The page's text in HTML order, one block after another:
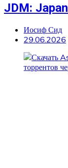
JDM:
Иосиф Сид
29.06.2026